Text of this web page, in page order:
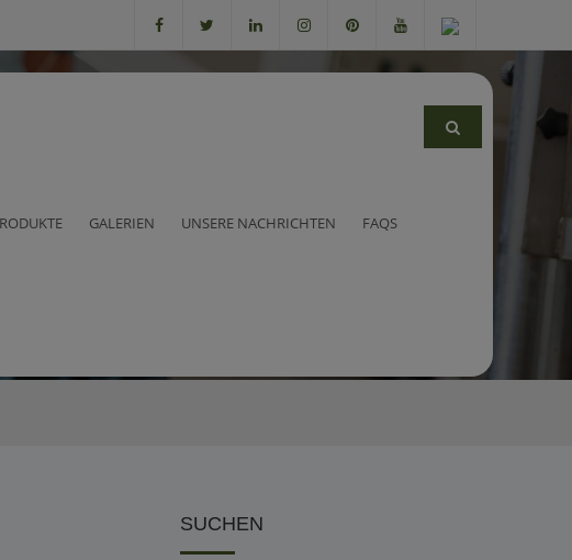
GALERIEN UNSERE NACHRICHTEN FAQS
dazwischen
SUCHEN